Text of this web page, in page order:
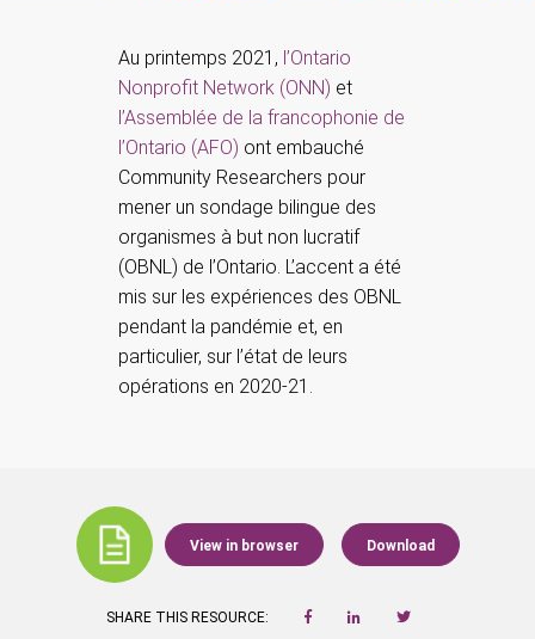
Au printemps 2021, l’Ontario
Nonprofit Network (ONN) et
l’Assemblée de la francophonie de
l’Ontario (AFO) ont embauché
Community Researchers pour
mener un sondage bilingue des
organismes à but non lucratif
(OBNL) de l’Ontario. L’accent a été
mis sur les expériences des OBNL
pendant la pandémie et, en
particulier, sur l’état de leurs
opérations en 2020-21.
View in browser Download
SHARE THIS RESOURCE: